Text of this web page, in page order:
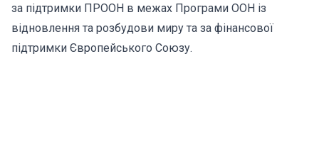
за підтримки ПРООН в межах Програми ООН із
відновлення та розбудови миру та за фінансової
підтримки Європейського Союзу.